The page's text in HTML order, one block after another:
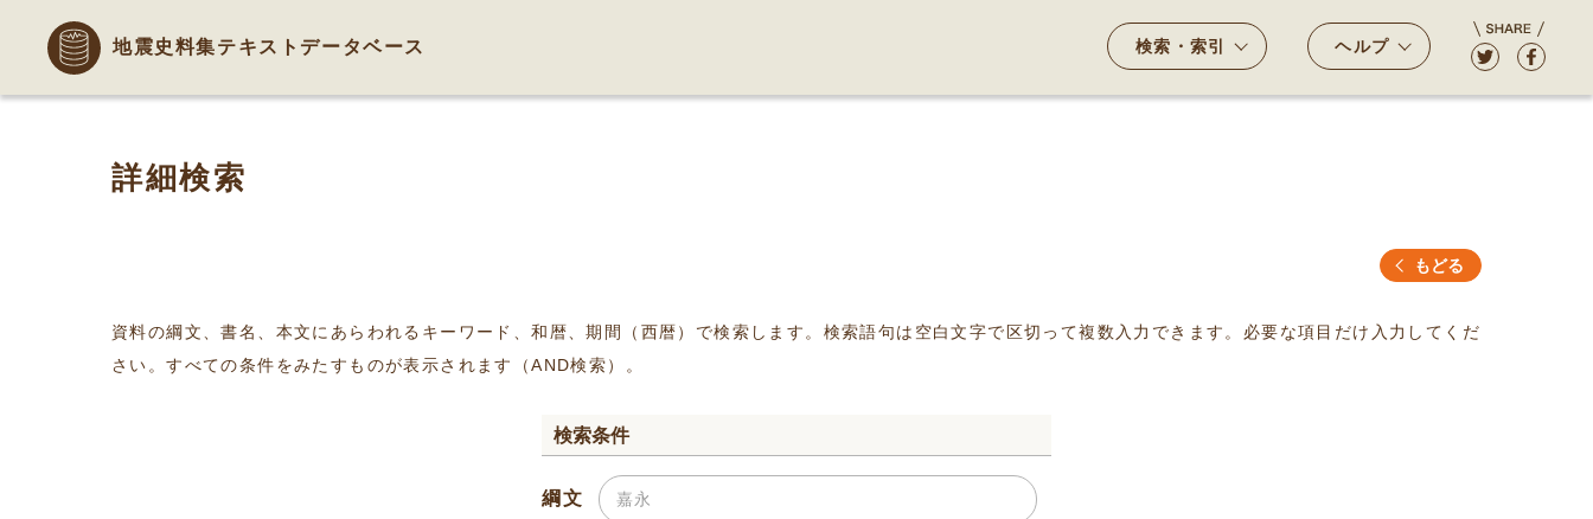
地震史料集テキストデータベース 検索・索引 ヘルプ
詳細検索
もどる
資料の綱文、書名、本文にあらわれるキーワード、和暦、期間（西暦）で検索します。検索語句は空白文字で区切って複数入力できます。必要な項目だけ入力してくだ
さい。すべての条件をみたすものが表示されます（AND検索）。
検索条件
綱文